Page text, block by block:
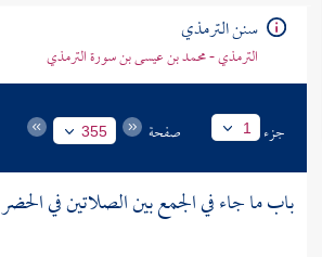
سنن الترمذي
الترمذي - محمد بن عيسى بن سورة الترمذي
جزء 1 صفحة 355
باب ما جاء في الجمع بين الصلاتين في الحضر